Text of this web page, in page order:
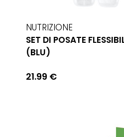
NUTRIZIONE
SET DI POSATE
(BLU)
21.99 €